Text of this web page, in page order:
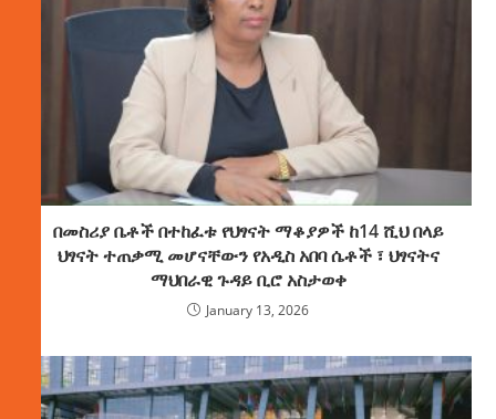
በመስሪያ ቤቶች በተከፈቱ የህፃናት ማቆያዎች ከ14 ሺህ በላይ
ህፃናት ተጠቃሚ መሆናቸውን የአዲስ አበባ ሴቶች ፣ ህፃናትና
ማህበራዊ ጉዳይ ቢሮ አስታወቀ
January 13, 2026